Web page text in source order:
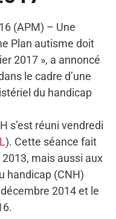
(APM) – Une
Plan autisme doit
2017 », a annoncé
le cadre d’une
du handicap
s’est réuni vendredi
). Cette séance fait
mais aussi aux
handicap (CNH)
2014 et le